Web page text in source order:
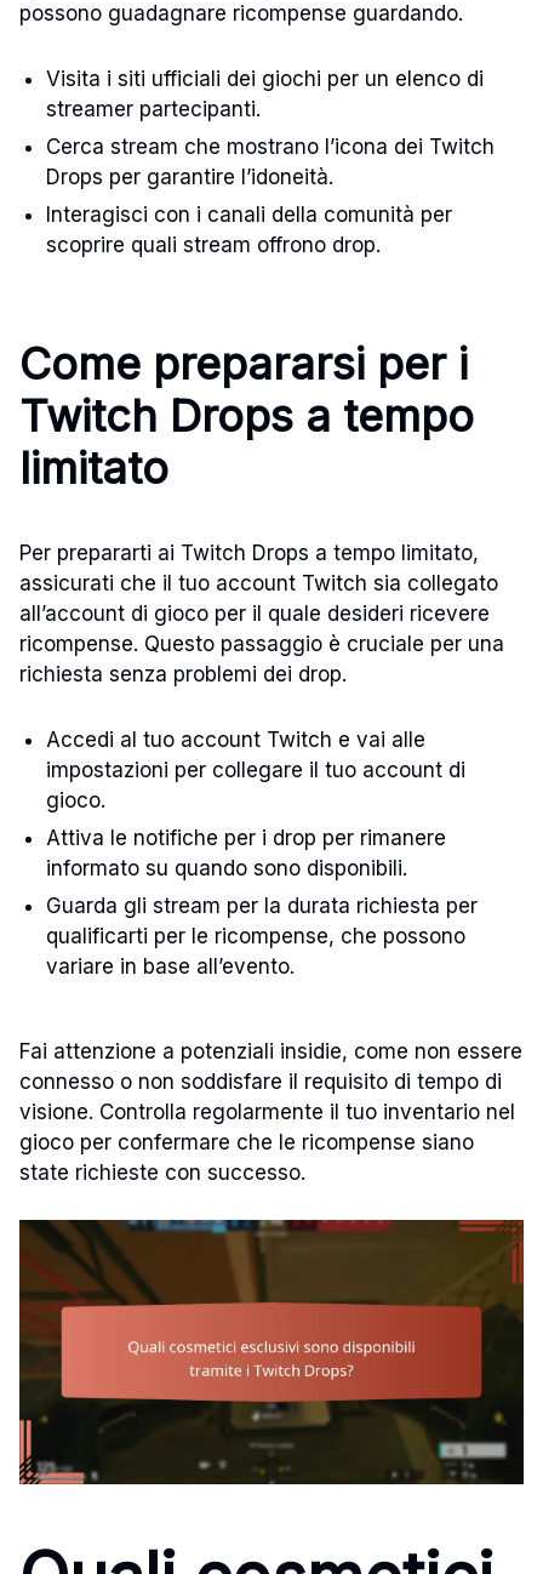
possono guadagnare ricompense guardando.
Visita i siti ufficiali dei giochi per un elenco di
streamer partecipanti.
Cerca stream che mostrano l’icona dei Twitch
Drops per garantire l’idoneità.
Interagisci con i canali della comunità per
scoprire quali stream offrono drop.
Come prepararsi per i
Twitch Drops a tempo
limitato
Per prepararti ai Twitch Drops a tempo limitato,
assicurati che il tuo account Twitch sia collegato
all’account di gioco per il quale desideri ricevere
ricompense. Questo passaggio è cruciale per una
richiesta senza problemi dei drop.
Accedi al tuo account Twitch e vai alle
impostazioni per collegare il tuo account di
gioco.
Attiva le notifiche per i drop per rimanere
informato su quando sono disponibili.
Guarda gli stream per la durata richiesta per
qualificarti per le ricompense, che possono
variare in base all’evento.
Fai attenzione a potenziali insidie, come non essere
connesso o non soddisfare il requisito di tempo di
visione. Controlla regolarmente il tuo inventario nel
gioco per confermare che le ricompense siano
state richieste con successo.